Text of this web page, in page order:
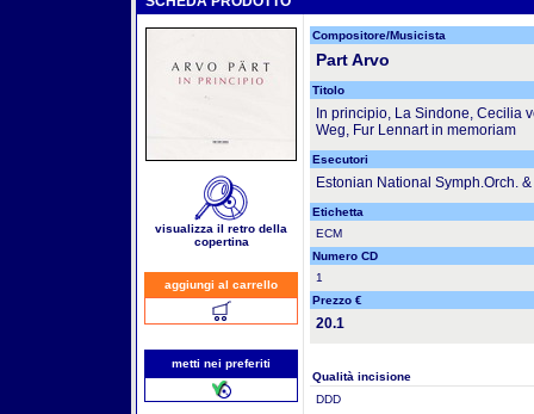
visualizza il retro della
copertina
aggiungi al carrello
metti nei preferiti
Compositore/Musicista
Part Arvo
Titolo
In principio, La Sindone, Cecilia
Weg, Fur Lennart in memoriam
Esecutori
Estonian National Symph.Orch.
Etichetta
ECM
Numero CD
1
Prezzo €
20.1
Qualità incisione
DDD